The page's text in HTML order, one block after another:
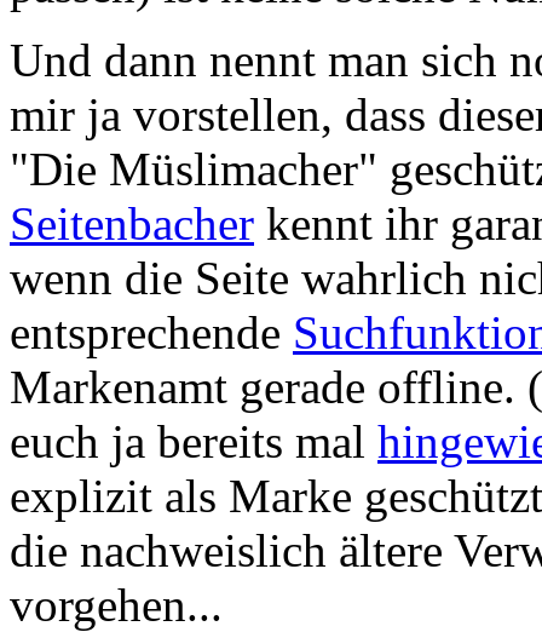
Und dann nennt man sich
mir ja vorstellen, dass
"Die Müslimacher"
Seitenbacher kennt ihr
wenn die Seite wahrlich
entsprechende
Markenamt gerade offline.
euch ja bereits mal
explizit als Marke
die nachweislich ältere
vorgehen...